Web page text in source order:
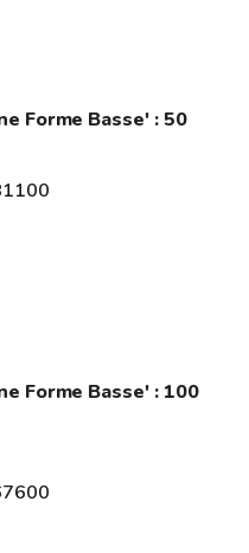
Forme Basse' : 50
Forme Basse' : 100